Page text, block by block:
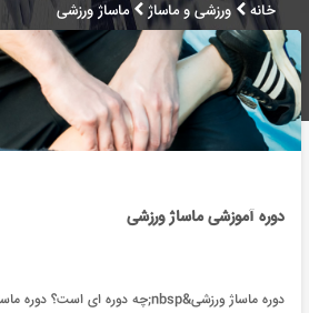
خانه ورزشی و ماساژ ماساژ ورزشی
دوره آموزشی ماساژ ورزشی